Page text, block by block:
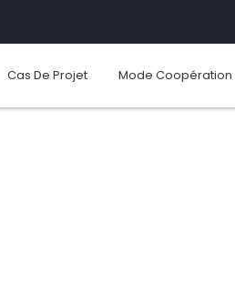
Cas De Projet Mode Coopération